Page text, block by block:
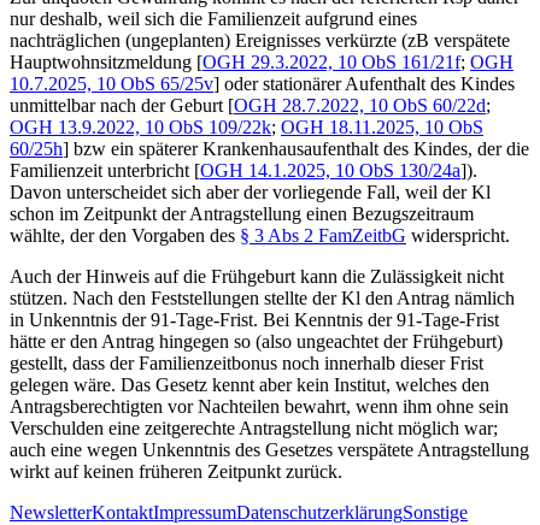
nur deshalb, weil sich die Familienzeit aufgrund eines
nachträglichen (ungeplanten) Ereignisses verkürzte (zB verspätete
Hauptwohnsitzmeldung [OGH 29.3.2022, 10 ObS 161/21f; OGH
10.7.2025, 10 ObS 65/25v] oder stationärer Aufenthalt des Kindes
unmittelbar nach der Geburt [OGH 28.7.2022, 10 ObS 60/22d;
OGH 13.9.2022, 10 ObS 109/22k; OGH 18.11.2025, 10 ObS
60/25h] bzw ein späterer Krankenhausaufenthalt des Kindes, der die
Familienzeit unterbricht [OGH 14.1.2025, 10 ObS 130/24a]).
Davon unterscheidet sich aber der vorliegende Fall, weil der Kl
schon im Zeitpunkt der Antragstellung einen Bezugszeitraum
wählte, der den Vorgaben des § 3 Abs 2 FamZeitbG widerspricht.
Auch der Hinweis auf die Frühgeburt kann die Zulässigkeit nicht
stützen. Nach den Feststellungen stellte der Kl den Antrag nämlich
in Unkenntnis der 91-Tage-Frist. Bei Kenntnis der 91-Tage-Frist
hätte er den Antrag hingegen so (also ungeachtet der Frühgeburt)
gestellt, dass der Familienzeitbonus noch innerhalb dieser Frist
gelegen wäre. Das Gesetz kennt aber kein Institut, welches den
Antragsberechtigten vor Nachteilen bewahrt, wenn ihm ohne sein
Verschulden eine zeitgerechte Antragstellung nicht möglich war;
auch eine wegen Unkenntnis des Gesetzes verspätete Antragstellung
wirkt auf keinen früheren Zeitpunkt zurück.
NewsletterKontaktImpressumDatenschutzerklärungSonstige